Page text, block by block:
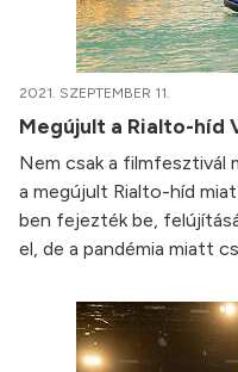
2021. SZEPTEMBER 11.
Megújult a Rialto-híd
Nem csak a filmfesztivál
a megújult Rialto-híd
ben fejezték be,
el, de a pandémia miatt